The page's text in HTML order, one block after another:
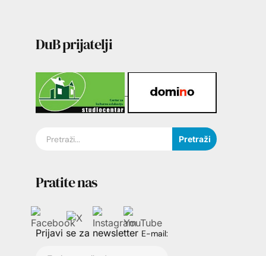
DuB prijatelji
Pretraži
Pratite nas
Prijavi se za newsletter E-mail: